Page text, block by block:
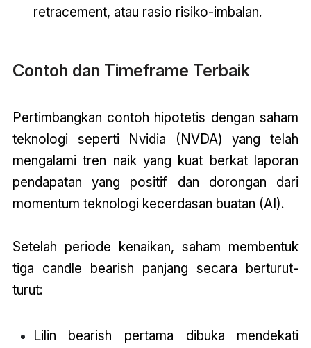
retracement, atau rasio risiko-imbalan.
Contoh dan Timeframe Terbaik
Pertimbangkan contoh hipotetis dengan saham
teknologi seperti Nvidia (NVDA) yang telah
mengalami tren naik yang kuat berkat laporan
pendapatan yang positif dan dorongan dari
momentum teknologi kecerdasan buatan (AI).
Setelah periode kenaikan, saham membentuk
tiga candle bearish panjang secara berturut-
turut:
Lilin bearish pertama dibuka mendekati